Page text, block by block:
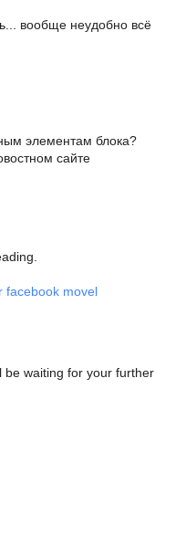
вообще неудобно всё
элементам блока?
сайте
facebook movel
be waiting for your further